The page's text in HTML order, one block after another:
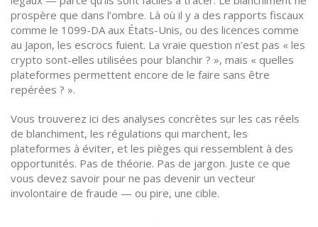
prospère que dans l’ombre. Là où il y a des rapports fiscaux
comme le 1099-DA aux États-Unis, ou des licences comme
au Japon, les escrocs fuient. La vraie question n’est pas « les
crypto sont-elles utilisées pour blanchir ? », mais « quelles
plateformes permettent encore de le faire sans être
repérées ? ».
Vous trouverez ici des analyses concrètes sur les cas réels
de blanchiment, les régulations qui marchent, les
plateformes à éviter, et les pièges qui ressemblent à des
opportunités. Pas de théorie. Pas de jargon. Juste ce que
vous devez savoir pour ne pas devenir un vecteur
involontaire de fraude — ou pire, une cible.